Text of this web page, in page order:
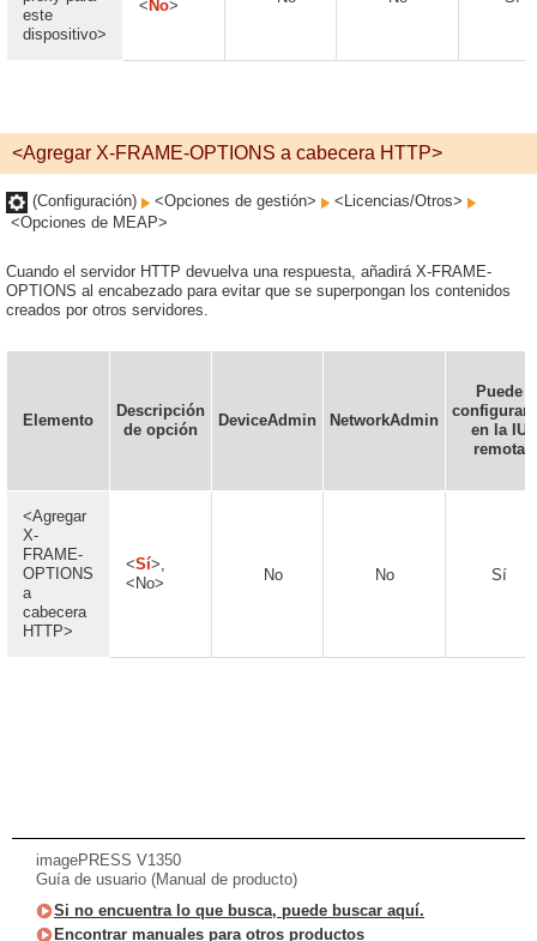
este
dispositivo>
< No>
<Agregar X-FRAME-OPTIONS a cabecera HTTP>
(Configuración) <Opciones de gestión>
<Licencias/Otros>
<Opciones de MEAP>
Cuando el servidor HTTP devuelva una respuesta, añadirá X-FRAME-
OPTIONS al encabezado para evitar que se superpongan los contenidos
creados por otros servidores.
Elemento
Descripción
de opción
DeviceAdmin NetworkAdmin
Puede
en la IU
remota
<Agregar
X-
FRAME-
OPTIONS
a
cabecera
HTTP>
<Sí>,
<No>
No No Sí
imagePRESS V1350
Guía de usuario (Manual de producto)
Si no encuentra lo que busca, puede buscar aquí.
Encontrar manuales para otros productos